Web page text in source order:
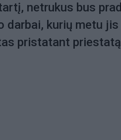
netrukus bus
darbai, kurių metu
pristatant